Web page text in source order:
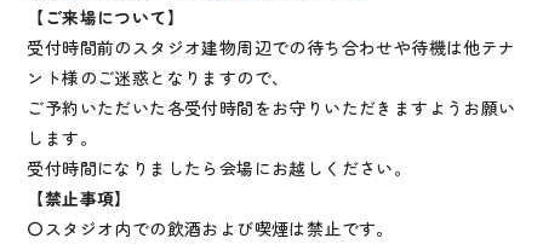
【ご来場について】
受付時間前のスタジオ建物周辺での待ち合わせや待機は他テナ
ント様のご迷惑となりますので、
ご予約いただいた各受付時間をお守りいただきますようお願い
します。
受付時間になりましたら会場にお越しください。
【禁止事項】
〇スタジオ内での飲酒および喫煙は禁止です。